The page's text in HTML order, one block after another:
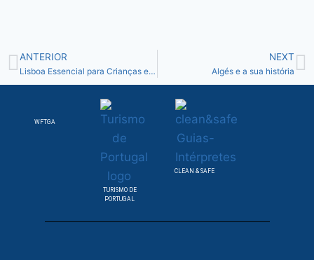
ANTERIOR
Lisboa Essencial para Crianças e Famílias
NEXT
Algés e a sua história
WFTGA
TURISMO DE
PORTUGAL
CLEAN & SAFE